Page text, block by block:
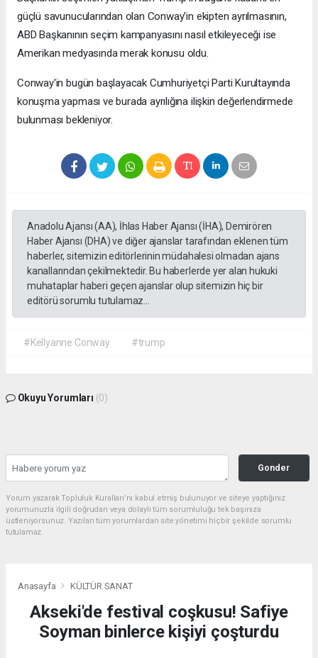
güçlü savunucularından olan Conway'in ekipten ayrılmasının,
ABD Başkanının seçim kampanyasını nasıl etkileyeceği ise
Amerikan medyasında merak konusu oldu.
Conway'in bugün başlayacak Cumhuriyetçi Parti Kurultayında
konuşma yapması ve burada ayrılığına ilişkin değerlendirmede
bulunması bekleniyor.
Anadolu Ajansı (AA), İhlas Haber Ajansı (İHA), Demirören
Haber Ajansı (DHA) ve diğer ajanslar tarafından eklenen tüm
haberler, sitemizin editörlerinin müdahalesi olmadan ajans
kanallarından çekilmektedir. Bu haberlerde yer alan hukuki
muhataplar haberi geçen ajanslar olup sitemizin hiç bir
editörü sorumlu tutulamaz...
#Kellyanne Conway #trump
Okuyu Yorumları (0)
Gonder
Yorum yazarak Topluluk Kuralları’nı kabul etmiş bulunuyor ve siteye yaptığınız
yorumunuzla ilgili doğrudan veya dolaylı tüm sorumluluğu tek başınıza
üstleniyorsunuz. Yazılan tüm yorumlardan site yönetimi hiçbir şekilde sorumlu
tutulamaz.
Anasayfa KÜLTÜR SANAT
Akseki'de festival coşkusu! Safiye
Soyman binlerce kişiyi çoşturdu